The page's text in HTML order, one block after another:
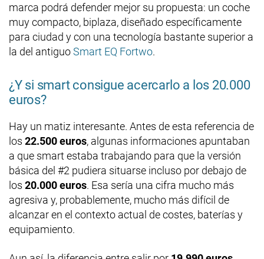
marca podrá defender mejor su propuesta: un coche
muy compacto, biplaza, diseñado específicamente
para ciudad y con una tecnología bastante superior a
la del antiguoSmart EQ Fortwo.
¿Y si smart consigue acercarlo a los 20.000
euros?
Hay un matiz interesante. Antes de esta referencia de
los 22.500 euros, algunas informaciones apuntaban
a que smart estaba trabajando para que la versión
básica del #2 pudiera situarse incluso por debajo de
los 20.000 euros. Esa sería una cifra mucho más
agresiva y, probablemente, mucho más difícil de
alcanzar en el contexto actual de costes, baterías y
equipamiento.